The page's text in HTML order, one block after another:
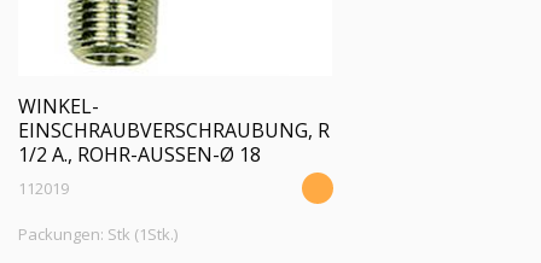
WINKEL-
EINSCHRAUBVERSCHRAUBUNG, R
1/2 A., ROHR-AUSSEN-Ø 18
112019
Packungen: Stk (1Stk.)